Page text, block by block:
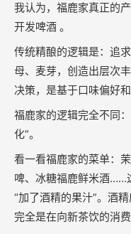
我认为，福鹿家真正的
开发啤酒 。
传统精酿的逻辑是：追
母、麦芽，创造出层次
决策，是基于口味偏好和
福鹿家的逻辑完全不同
化”。
看一看福鹿家的菜单：
啤、冰糖福鹿鲜米酒……
“加了酒精的果汁”。酒
完全是在向新茶饮的消费